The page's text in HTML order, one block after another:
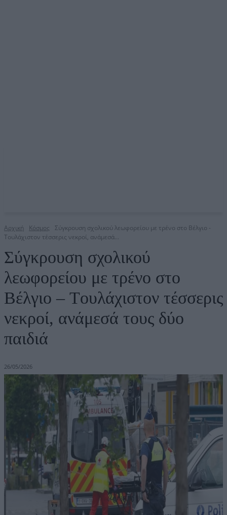
Αρχική Κόσμος
Σύγκρουση σχολικού λεωφορείου με τρένο στο Βέλγιο -
Tουλάχιστον τέσσερις νεκροί, ανάμεσά...
Σύγκρουση σχολικού
λεωφορείου με τρένο στο
Βέλγιο – Tουλάχιστον τέσσερις
νεκροί, ανάμεσά τους δύο
παιδιά
26/05/2026